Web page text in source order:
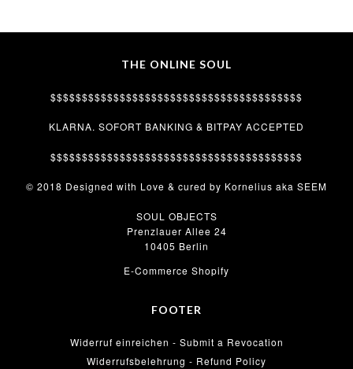
THE ONLINE SOUL
$$$$$$$$$$$$$$$$$$$$$$$$$$$$$$$$$$$$$$$$
KLARNA. SOFORT BANKING & BITPAY ACCEPTED
$$$$$$$$$$$$$$$$$$$$$$$$$$$$$$$$$$$$$$$$
© 2018 Designed with Love & cured by Kornelius aka SEEM
SOUL OBJECTS
Prenzlauer Allee 24
10405 Berlin
E-Commerce Shopify
FOOTER
Widerruf einreichen - Submit a Revocation
Widerrufsbelehrung - Refund Policy